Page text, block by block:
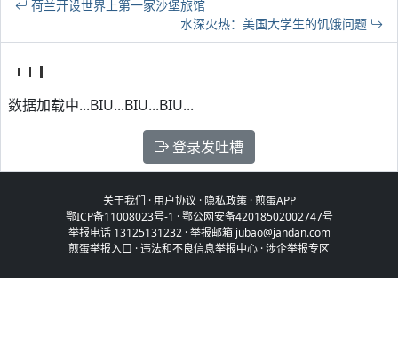
荷兰开设世界上第一家沙堡旅馆
水深火热：美国大学生的饥饿问题
数据加载中...BIU...BIU...BIU...
登录发吐槽
关于我们 ·用户协议 · 隐私政策·煎蛋APP
鄂ICP备11008023号-1 ·鄂公网安备42018502002747号
举报电话 13125131232 · 举报邮箱 jubao@jandan.com
煎蛋举报入口 ·违法和不良信息举报中心 ·涉企举报专区